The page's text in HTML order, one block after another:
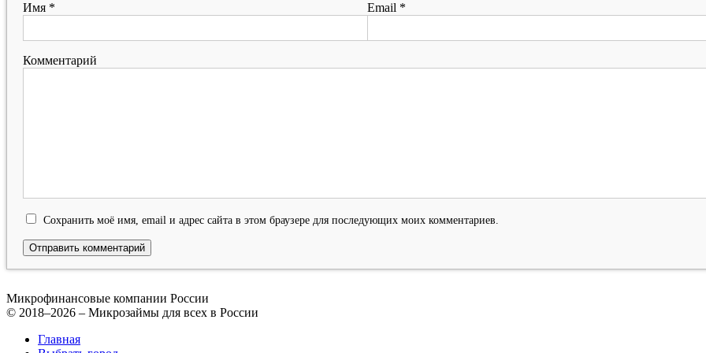
Имя * Email *
Комментарий
Сохранить моё имя, email и адрес сайта в этом браузере для последующих моих комментариев.
Микрофинансовые компании России
© 2018–2026 – Микрозаймы для всех в России
Главная